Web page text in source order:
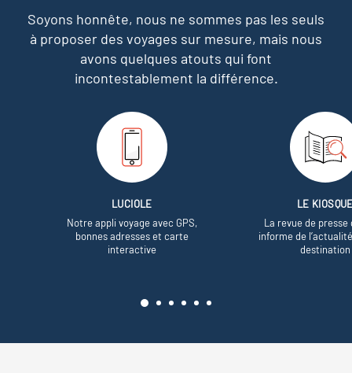
Soyons honnête, nous ne sommes pas les seuls
à proposer des voyages sur mesure, mais nous
avons quelques atouts qui font
incontestablement la différence.
LUCIOLE
Notre appli voyage avec GPS,
bonnes adresses et carte
interactive
LE
La revue de presse
informe de
destination